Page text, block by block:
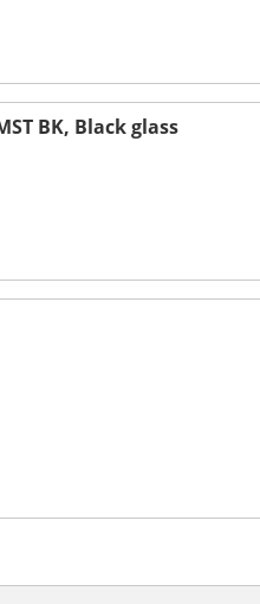
BK, Black glass